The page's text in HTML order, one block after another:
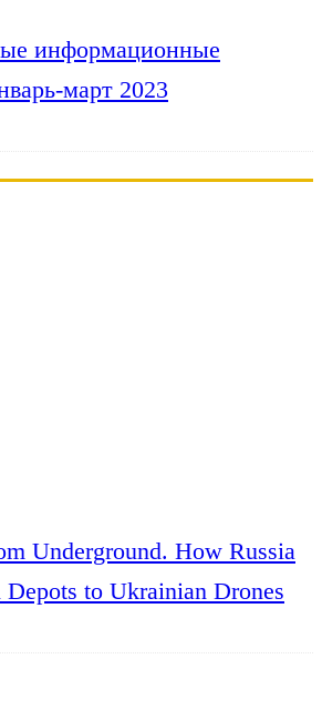
информационные
март 2023
Underground. How Russia
to Ukrainian Drones